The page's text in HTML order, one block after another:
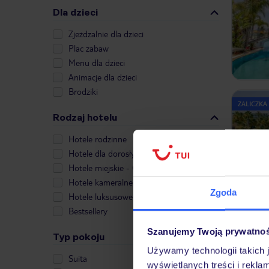
Zgoda
Szanujemy Twoją
Używamy technologii
wyświetlanych treści i
Dla dzieci
Zjeżdzalnie dla dzieci
Plac zabaw
Menu dla dzieci
Animacje dla dzieci
Brodziki
Rodzaj hotelu
Hotele rodzinne
Hotele dla dorosłych
Hotele miejskie - City Break
Hotele kameralne
Hotele luksusowe
Bestsellery
Typ pokoju
Suita
ZALICZKA
ZALICZKA